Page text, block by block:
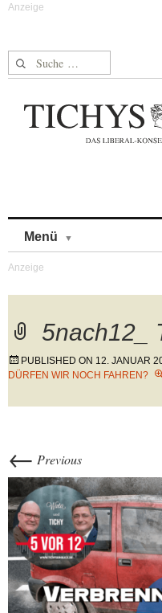
Suche nach:
Menü
5nach12_
PUBLISHED ON 12. JANUAR
DÜRFEN WIR NOCH FAHREN?
← Previous